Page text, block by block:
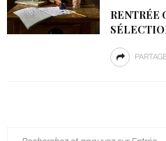
RENTRÉE